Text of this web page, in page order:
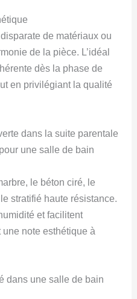
de matériaux ou
de la pièce. L’idéal
dès la phase de
en privilégiant la qualité
dans la suite parentale
une salle de bain
le béton ciré, le
stratifié haute résistance.
et facilitent
une note esthétique à
dans une salle de bain